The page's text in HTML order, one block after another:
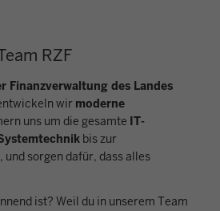
RZF
Finanzverwaltung des Landes
wir moderne
uns um die gesamte IT-
bis zur
, und sorgen dafür, dass alles
ist? Weil du in unserem Team